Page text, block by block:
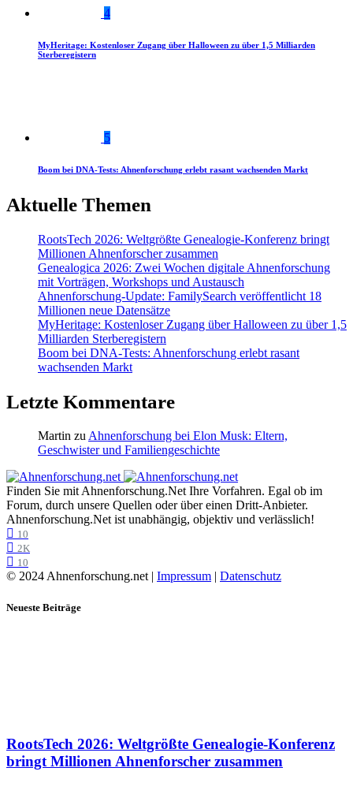
4
MyHeritage: Kostenloser Zugang über Halloween zu über 1,5 Milliarden
Sterberegistern
5
Boom bei DNA-Tests: Ahnenforschung erlebt rasant wachsenden Markt
Aktuelle Themen
RootsTech 2026: Weltgrößte Genealogie-Konferenz bringt
Millionen Ahnenforscher zusammen
Genealogica 2026: Zwei Wochen digitale Ahnenforschung
mit Vorträgen, Workshops und Austausch
Ahnenforschung-Update: FamilySearch veröffentlicht 18
Millionen neue Datensätze
MyHeritage: Kostenloser Zugang über Halloween zu über 1,5
Milliarden Sterberegistern
Boom bei DNA-Tests: Ahnenforschung erlebt rasant
wachsenden Markt
Letzte Kommentare
Martin zu Ahnenforschung bei Elon Musk: Eltern,
Geschwister und Familiengeschichte
Finden Sie mit Ahnenforschung.Net Ihre Vorfahren. Egal ob im
Forum, durch unsere Quellen oder über einen Dritt-Anbieter.
Ahnenforschung.Net ist unabhängig, objektiv und verlässlich!
10
2K
10
© 2024 Ahnenforschung.net | Impressum | Datenschutz
Neueste Beiträge
RootsTech 2026: Weltgrößte Genealogie-Konferenz
bringt Millionen Ahnenforscher zusammen